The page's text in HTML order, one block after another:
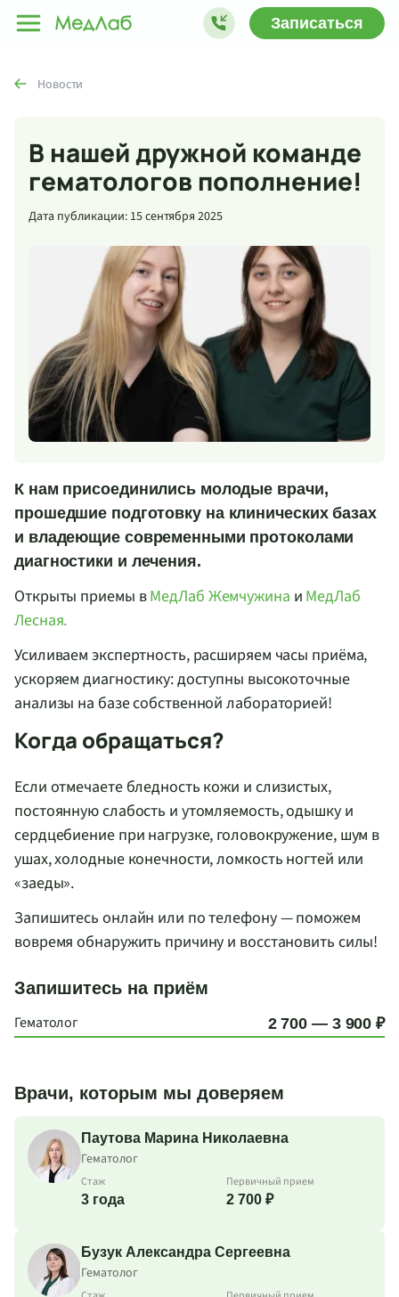
Записаться
Новости
В нашей дружной команде
гематологов пополнение!
Дата публикации: 15 сентября 2025
К нам присоединились молодые врачи,
прошедшие подготовку на клинических базах
и владеющие современными протоколами
диагностики и лечения.
Открыты приемы вМедЛаб Жемчужина и МедЛаб
Лесная.
Усиливаем экспертность, расширяем часы приёма,
ускоряем диагностику: доступны высокоточные
анализы на базе собственной лабораторией!
Когда обращаться?
Если отмечаете бледность кожи и слизистых,
постоянную слабость и утомляемость, одышку и
сердцебиение при нагрузке, головокружение, шум в
ушах, холодные конечности, ломкость ногтей или
«заеды».
Запишитесь онлайн или по телефону — поможем
вовремя обнаружить причину и восстановить силы!
Запишитесь на приём
Гематолог
2 700 — 3 900 ₽
Врачи, которым мы доверяем
Паутова Марина Николаевна
Гематолог
Стаж
3 года
Первичный прием
2 700 ₽
Бузук Александра Сергеевна
Гематолог